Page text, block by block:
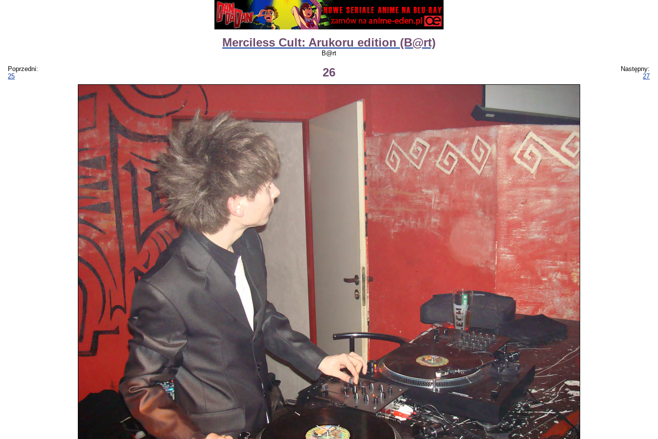
Merciless Cult: Arukoru edition (B@rt)
B@rt
Poprzedni:
25
26
Następny:
27